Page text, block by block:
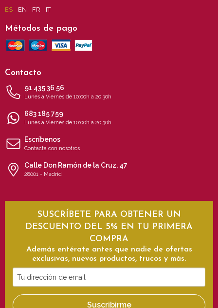
ES EN FR IT
Métodos de pago
Contacto
91 435 36 56
Lunes a Viernes de 10:00h a 20:30h
683 185 759
Lunes a Viernes de 10:00h a 20:30h
Escríbenos
Contacta con nosotros
Calle Don Ramón de la Cruz, 47
28001 - Madrid
SUSCRÍBETE PARA OBTENER UN
DESCUENTO DEL 5% EN TU PRIMERA
COMPRA
Además entérate antes que nadie de ofertas
exclusivas, nuevos productos, trucos y más.
Tu
dirección
de
Suscribirme